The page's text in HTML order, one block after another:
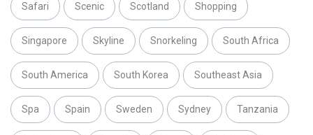
Safari Scenic Scotland Shopping
Singapore Skyline Snorkeling South Africa
South America South Korea Southeast Asia
Spa Spain Sweden Sydney Tanzania